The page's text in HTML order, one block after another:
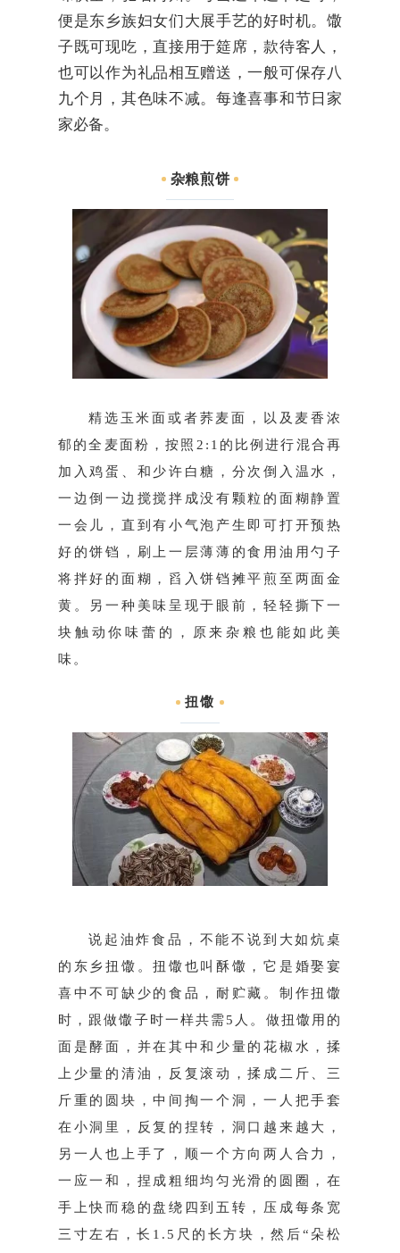
便是东乡族妇女们大展手艺的好时机。馓
子既可现吃，直接用于筵席，款待客人，
也可以作为礼品相互赠送，一般可保存八
九个月，其色味不减。每逢喜事和节日家
家必备。
杂粮煎饼
精选玉米面或者荞麦面，以及麦香浓
郁的全麦面粉，按照2:1的比例进行混合再
加入鸡蛋、和少许白糖， 分次倒入温水，
一边倒一边搅搅拌成没有颗粒的面糊静置
一会儿，直到有小气泡产生即可打开预热
好的饼铛，刷上一层薄薄的食用油用勺子
将拌好的面糊，舀入饼铛摊平煎至两面金
黄。 另一种美味呈现于眼前 ，轻轻 撕下一
块 触动你味蕾的，原来杂粮也能如此美
味。
扭馓
说起油炸食品，不能不说到大如炕桌
的东乡扭馓。扭馓也叫酥馓，它是婚娶宴
喜中不可缺少的食品，耐贮藏。制作扭馓
时，跟做馓子时一样共需5人。做扭馓用的
面是酵面，并在其中和少量的花椒水，揉
上少量的清油，反复滚动，揉成二斤、三
斤重的圆块，中间掏一个洞，一人把手套
在小洞里，反复的捏转，洞口越来越大，
另一人也上手了，顺一个方向两人合力，
一应一和，捏成粗细均匀光滑的圆圈，在
手上快而稳的盘绕四到五转，压成每条宽
三寸左右，长1.5尺的长方块，然后“朵松